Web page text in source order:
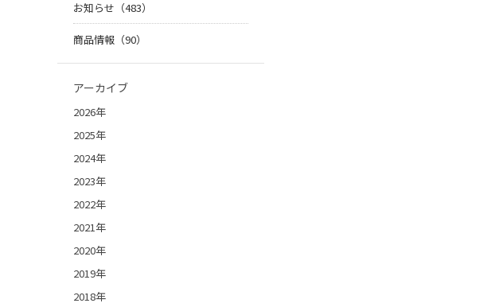
お知らせ（483）
商品情報（90）
アーカイブ
2026年
2025年
2024年
2023年
2022年
2021年
2020年
2019年
2018年